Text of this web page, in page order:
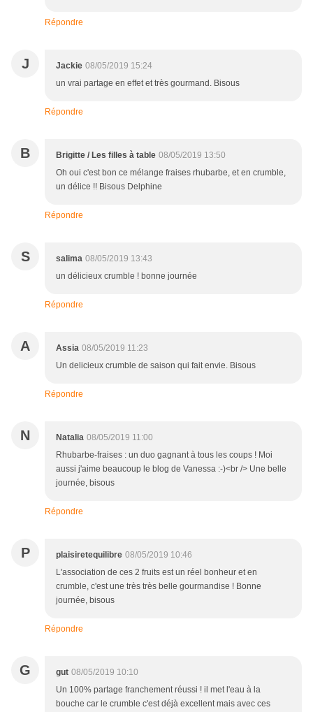
Répondre
J Jackie 08/05/2019 15:24
un vrai partage en effet et très gourmand. Bisous
Répondre
B Brigitte / Les filles à table 08/05/2019 13:50
Oh oui c'est bon ce mélange fraises rhubarbe, et en crumble,
un délice !! Bisous Delphine
Répondre
S salima 08/05/2019 13:43
un délicieux crumble ! bonne journée
Répondre
A Assia 08/05/2019 11:23
Un delicieux crumble de saison qui fait envie. Bisous
Répondre
N Natalia 08/05/2019 11:00
Rhubarbe-fraises : un duo gagnant à tous les coups ! Moi
aussi j'aime beaucoup le blog de Vanessa :-)<br /> Une belle
journée, bisous
Répondre
P plaisiretequilibre 08/05/2019 10:46
L'association de ces 2 fruits est un réel bonheur et en
crumble, c'est une très très belle gourmandise ! Bonne
journée, bisous
Répondre
G gut 08/05/2019 10:10
Un 100% partage franchement réussi ! il met l'eau à la
bouche car le crumble c'est déjà excellent mais avec ces